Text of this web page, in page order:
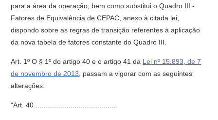
para a área da operação; bem como substitui o Quadro III -
Fatores de Equivalência de CEPAC, anexo à citada lei,
dispondo sobre as regras de transição referentes à aplicação
da nova tabela de fatores constante do Quadro III.
Art. 1º O § 1º do artigo 40 e o artigo 41 da Lei nº 15.893, de 7
de novembro de 2013 , passam a vigorar com as seguintes
alterações:
"Art. 40 .........................................